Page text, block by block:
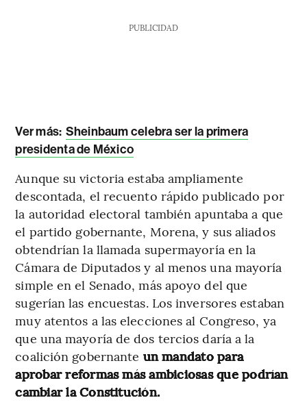
PUBLICIDAD
Ver más: Sheinbaum celebra ser la primera
presidenta de México
Aunque su victoria estaba ampliamente
descontada, el recuento rápido publicado por
la autoridad electoral también apuntaba a que
el partido gobernante, Morena, y sus aliados
obtendrían la llamada supermayoría en la
Cámara de Diputados y al menos una mayoría
simple en el Senado, más apoyo del que
sugerían las encuestas. Los inversores estaban
muy atentos a las elecciones al Congreso, ya
que una mayoría de dos tercios daría a la
coalición gobernante un mandato para
aprobar reformas más ambiciosas que podrían
cambiar la Constitución.